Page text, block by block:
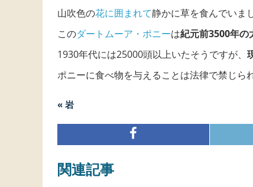
山吹色の花に囲まれて静かに草を食んでいまし
このダートムーア・ポニーは紀元前3500年の
1930年代には25000頭以上いたそうですが、
ポニーに食べ物を与えることは法律で禁じら
« 岩
関連記事